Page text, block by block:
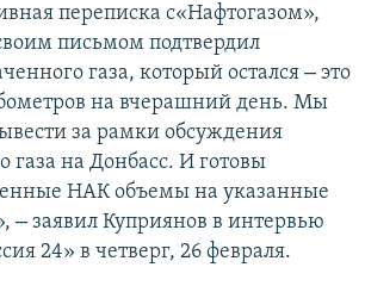
КРЫМА
RL
переписка с«Нафтогазом»,
письмом подтвердил
газа, который остался – это
на вчерашний день. Мы
за рамки обсуждения
газа на Донбасс. И готовы
НАК объемы на указанные
– заявил Куприянов в интервью
24» в четверг, 26 февраля.